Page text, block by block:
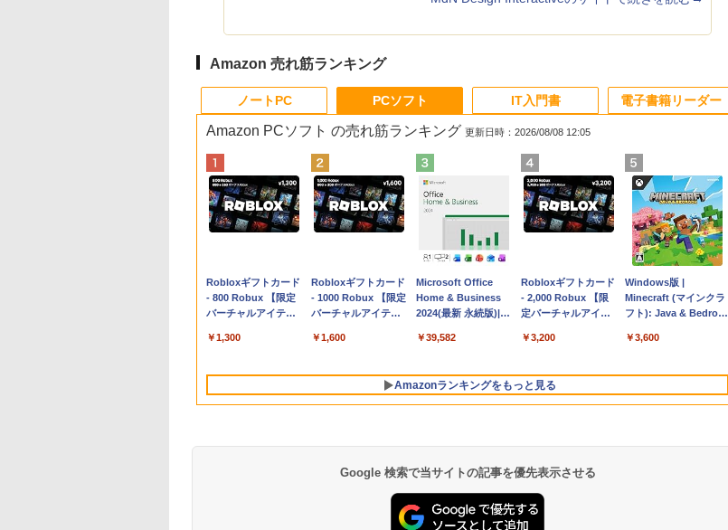
Amazon 売れ筋ランキング
ノートPC
Apple 2026
MacBook Neo A18
Proチップ搭載13イ
AIとApple
設計、Liquid Retina
ユニファイドメモ
￥119,800
tomtoc 360°保護
15.6 16インチ パソコ
ンケース Dell NEC
dynabook Lenovo
￥2,952
Apple 2026
MacBook Air M5チ
ップ搭載13インチノ
Apple Intelligence、
Retinaディスプレ
イ、16GBユニファイ
ドメモリ、1TB SSD
ド、Touch ID - シル
バー
￥261,414
【Amazon.co.jp限
定】 HP ノートパソ
コン 15-fd 15.6イン
512GB SSD インテ
￥129,800
FMV ノートパソコン
WE1-K3 (MS 365
Personal/Copilotキー
型/Core i5/16GB/SSD
FMVWK3E15W_AZ
￥139,880
PCソフト
Amazon PCソフト の売れ筋ランキング 更新日時：2026/08/08 12:05
Robloxギフトカード
- 800 Robux 【限定
バーチャルアイテム
ンゲームコード】 ロ
インコード版
￥1,300
Robloxギフトカード
- 1000 Robux 【限定
バーチャルアイテム
ンゲームコード】 ロ
ンコード版
￥1,600
Microsoft Office
Home & Business
2024(最新 永続版)|オ
版|Windows11、
￥39,582
Robloxギフトカード
- 2,000 Robux 【限
定バーチャルアイテ
インゲームコード】
ラインコード版
￥3,200
Windows版 |
Minecraft (マインクラ
フト): Java & Bedrock
ード版
￥3,600
Amazonランキングをもっと見る
IT入門書 電子書籍リーダー
Google 検索で当サイトの記事を優先表示させる